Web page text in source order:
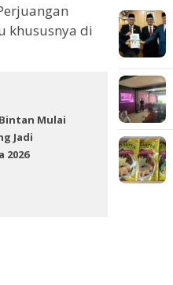
khususnya di
Mulai
Jadi
2026